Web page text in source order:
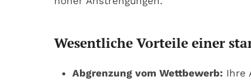
Wesentliche Vorteile einer
Abgrenzung vom Wettbewerb:Ihre